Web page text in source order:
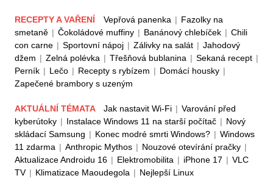
RECEPTY A VAŘENÍ Vepřová panenka | Fazolky na
smetaně | Čokoládové muffiny | Banánový chlebíček | Chili
con carne | Sportovní nápoj | Zálivky na salát | Jahodový
džem | Zelná polévka | Třešňová bublanina | Sekaná recept |
Perník | Lečo | Recepty s rybízem | Domácí housky |
Zapečené brambory s uzeným
AKTUÁLNÍ TÉMATA Jak nastavit Wi-Fi | Varování před
kyberútoky | Instalace Windows 11 na starší počítač | Nový
skládací Samsung | Konec modré smrti Windows? | Windows
11 zdarma | Anthropic Mythos | Nouzové otevírání pračky |
Aktualizace Androidu 16 | Elektromobilita | iPhone 17 | VLC
TV | Klimatizace Maoudegola | Nejlepší Linux